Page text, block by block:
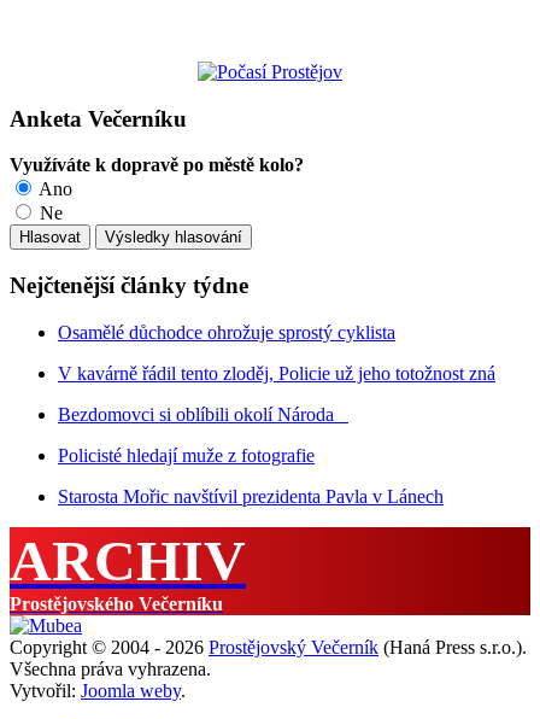
Anketa Večerníku
Využíváte k dopravě po městě kolo?
Ano
Ne
Nejčtenější články týdne
Osamělé důchodce ohrožuje sprostý cyklista
V kavárně řádil tento zloděj, Policie už jeho totožnost zná
Bezdomovci si oblíbili okolí Národa
Policisté hledají muže z fotografie
Starosta Mořic navštívil prezidenta Pavla v Lánech
ARCHIV
Prostějovského Večerníku
Copyright © 2004 - 2026 Prostějovský Večerník (Haná Press s.r.o.).
Všechna práva vyhrazena.
Vytvořil: Joomla weby.